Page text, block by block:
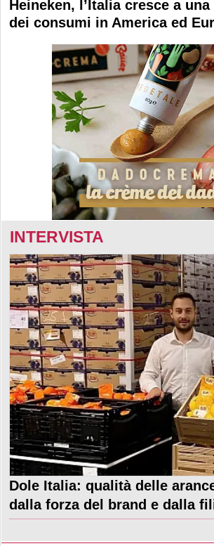
Heineken, l’Italia cresce a
dei consumi in America ed
INTERVISTA
Dole Italia: qualità delle
dalla forza del brand e dalla